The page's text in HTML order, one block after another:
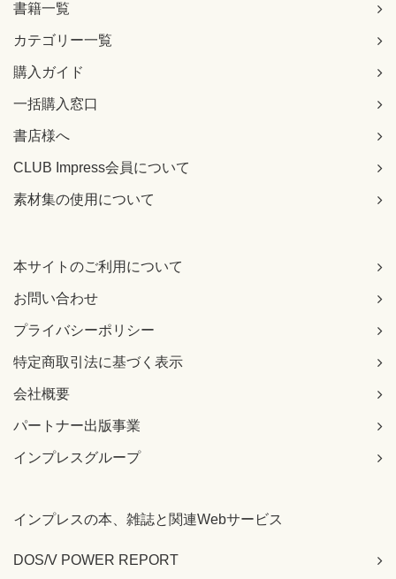
書籍一覧
カテゴリー一覧
購入ガイド
一括購入窓口
書店様へ
CLUB Impress会員について
素材集の使用について
本サイトのご利用について
お問い合わせ
プライバシーポリシー
特定商取引法に基づく表示
会社概要
パートナー出版事業
インプレスグループ
インプレスの本、雑誌と関連Webサービス
DOS/V POWER REPORT